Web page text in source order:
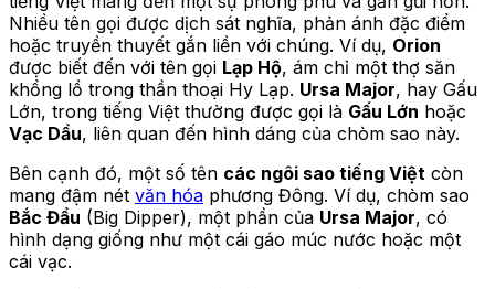
Nhiều tên gọi được dịch sát nghĩa, phản ánh đặc điểm
hoặc truyền thuyết gắn liền với chúng. Ví dụ, Orion
được biết đến với tên gọi Lạp Hộ, ám chỉ một thợ săn
khổng lồ trong thần thoại Hy Lạp. Ursa Major, hay Gấu
Lớn, trong tiếng Việt thường được gọi là Gấu Lớn hoặc
Vạc Dầu, liên quan đến hình dáng của chòm sao này.
Bên cạnh đó, một số tên các ngôi sao tiếng Việt còn
mang đậm nét văn hóa phương Đông. Ví dụ, chòm sao
Bắc Đẩu (Big Dipper), một phần của Ursa Major, có
hình dạng giống như một cái gáo múc nước hoặc một
cái vạc.